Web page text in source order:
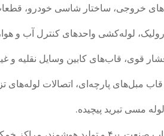
خروجی، ساختار شاسی خودرو،
لوله‌کشی واحدهای کنترل آب و
قوی، قاب‌های کابین وسایل نقلیه و
مبل‌های پارچه‌ای، اتصالات لوله‌های